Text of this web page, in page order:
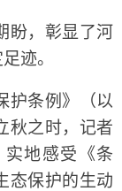
，彰显了河
迹。
条例》（以
秋之时，记者
地感受《条
态保护的生动